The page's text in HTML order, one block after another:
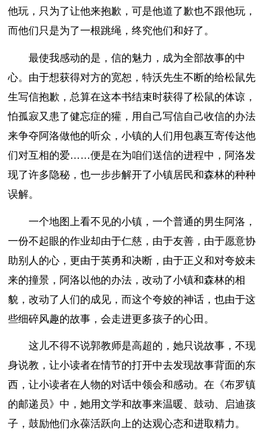
他玩，只为了让他来抱歉，可是他道了歉也不跟他玩，
而他们只是为了一根跳绳，终究他们和好了。
最使我感动的是，信的魅力，成为全部故事的中
心。由于想获得对方的宽恕，特沃先生不断的给松鼠先
生写信抱歉，总算在这本书结束时获得了松鼠的体谅，
怕孤寂又患了健忘症的獾，用自己写信自己收信的办法
来争夺阿洛做他的听众，小镇的人们用包裹互寄传达他
们对互相的爱……便是在为咱们送信的进程中，阿洛发
现了许多隐秘，也一步步解开了小镇居民和森林的种种
误解。
一个地图上看不见的小镇，一个普通的男生阿洛，
一份不起眼的作业却由于仁慈，由于友善，由于愿意协
助别人的心，更由于英勇和决断，由于正义和对夸姣未
来的撞景，阿洛以他的办法，改动了小镇和森林的相
貌，改动了人们的成见，而这个夸姣的神话，也由于这
些细碎风趣的故事，会走进更多孩子的心田。
这儿不得不说郭教师是高超的，她只说故事，不现
身说教，让小读者在情节的打开中去发现故事背面的东
西，让小读者在人物的对话中领会和感动。在《布罗镇
的邮递员》中，她用文学和故事来温暖、鼓动、启迪孩
子，鼓励他们永葆活跃向上的达观心态和进取精力。